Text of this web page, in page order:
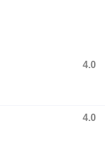
4.0
4.0